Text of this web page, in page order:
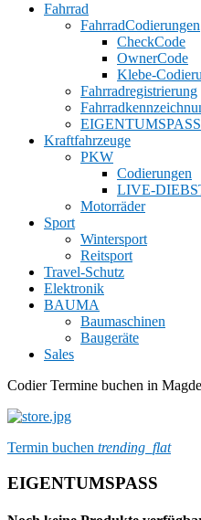
Fahrrad
FahrradCodierungen
CheckCode
OwnerCode
Klebe-
Fahrradregistrierung
EIGENTUMSPASS
Kraftfahrzeuge
PKW
Codierungen
LIVE-
Motorräder
Sport
Wintersport
Reitsport
Travel-Schutz
Elektronik
BAUMA
Baumaschinen
Baugeräte
Sales
Codier Termine buchen in
Termin buchen trending_flat
EIGENTUMSPASS